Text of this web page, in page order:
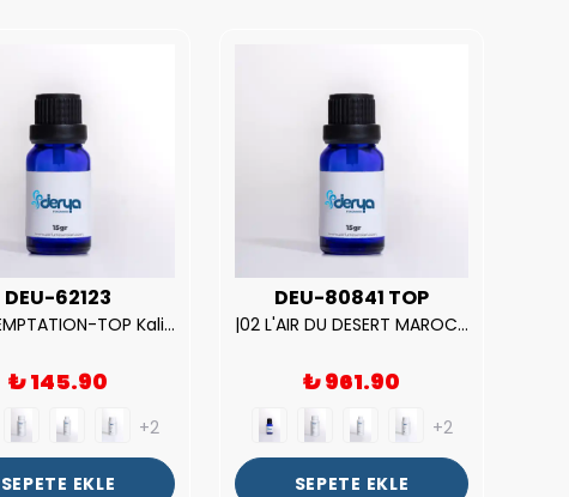
DEU-62123
| V.S. TEMPTATION-TOP Kalite Kadın Parfüm Esansı.|
₺ 145.90
+2
SEPETE EKLE
DEU-80841 TOP
|02 L'AIR DU DESERT MAROCAIN-TOP Kalite Unısex Parfüm Esansı.|
₺ 961.90
+2
SEPETE EKLE